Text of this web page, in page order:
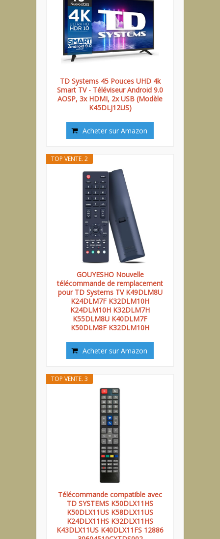
TD Systems 45 Pouces UHD 4k
Smart TV - Téléviseur Android 9.0
AOSP, 3x HDMI, 2x USB (Modèle
K45DLJ12US)
Acheter sur Amazon
TOP VENTE. 2
GOUYESHO Nouvelle
télécommande de remplacement
pour TD Systems TV K49DLM8U
K24DLM7F K32DLM10H
K24DLM10H K32DLM7H
K55DLM8U K40DLM7F
K50DLM8F K32DLM10H
Acheter sur Amazon
TOP VENTE. 3
Télécommande compatible avec
TD SYSTEMS K50DLX11HS
K50DLX11US K58DLX11US
K24DLX11HS K32DLX11HS
K43DLX11US K40DLX11FS 12886